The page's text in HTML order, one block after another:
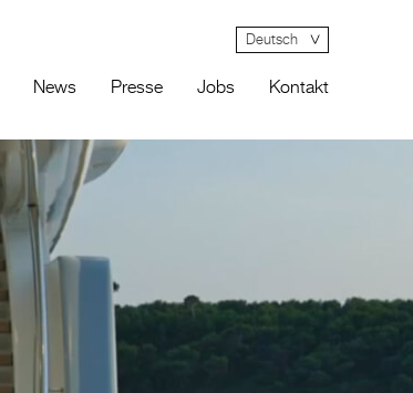
Deutsch
News Presse Jobs Kontakt